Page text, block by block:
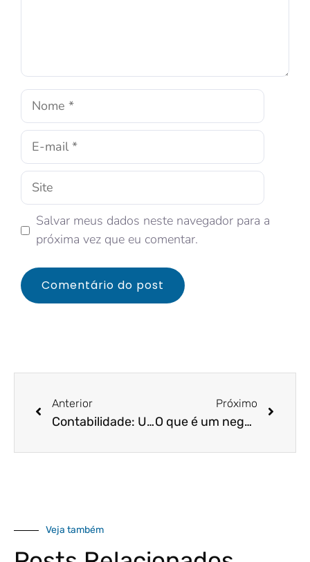
Salvar meus dados neste navegador para a
próxima vez que eu comentar.
Anterior
Contabilidade: Uma área vital para otimizar a gestão operacional, o desempenho e o planejamento estratégico das organizações
Próximo
O que é um negócio sustentável?
Veja também